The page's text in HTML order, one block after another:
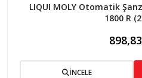
LIQUI MOLY Otomatik
1800 R
İNCELE